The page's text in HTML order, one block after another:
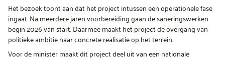
Het bezoek toont aan dat het project intussen een operationele fase
ingaat. Na meerdere jaren voorbereiding gaan de saneringswerken
begin 2026 van start. Daarmee maakt het project de overgang van
politieke ambitie naar concrete realisatie op het terrein.
Voor de minister maakt dit project deel uit van een nationale